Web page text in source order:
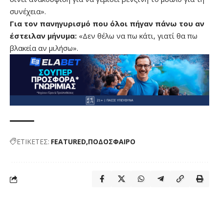
συνέχεια».
Για τον πανηγυρισμό που όλοι πήγαν πάνω του αν
έστειλαν μήνυμα: «Δεν θέλω να πω κάτι, γιατί θα πω
βλακεία αν μιλήσω».
ΕΤΙΚΕΤΕΣ: FEATURED ΠΟΔΟΣΦΑΙΡΟ